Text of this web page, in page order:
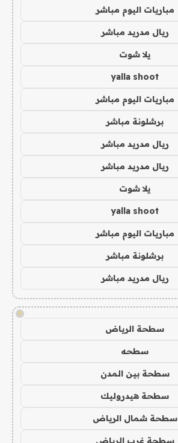
مباريات اليوم مباشر
ريال مدريد مباشر
يلا شوت
yalla shoot
مباريات اليوم مباشر
برشلونة مباشر
ريال مدريد مباشر
ريال مدريد مباشر
يلا شوت
yalla shoot
مباريات اليوم مباشر
برشلونة مباشر
ريال مدريد مباشر
!
سطحة الرياض
سطحه
سطحة بين المدن
سطحة هيدروليك
سطحة شمال الرياض
سطحة غرب الرياض